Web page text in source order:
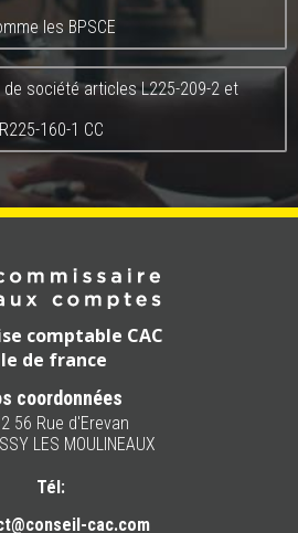
les BPSCE
société articles L225-209-2 et
R225-160-1 CC
comptable CAC
de france
coordonnées
56 Rue d'Erevan
LES MOULINEAUX
Tél:
cac.com